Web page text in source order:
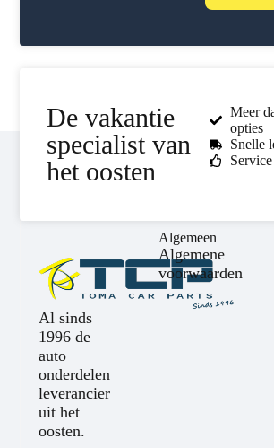
De vakantie
specialist van
het oosten
Meer
opties
Snelle
Al sinds
1996 de
auto
onderdelen
leverancier
uit het
oosten.
Algemeen
Algemene
voorwaarden